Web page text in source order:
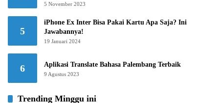
5 November 2023
5
iPhone Ex Inter Bisa Pakai Kartu Apa Saja? Ini
Jawabannya!
19 Januari 2024
6 Aplikasi Translate Bahasa Palembang Terbaik
9 Agustus 2023
Trending Minggu ini